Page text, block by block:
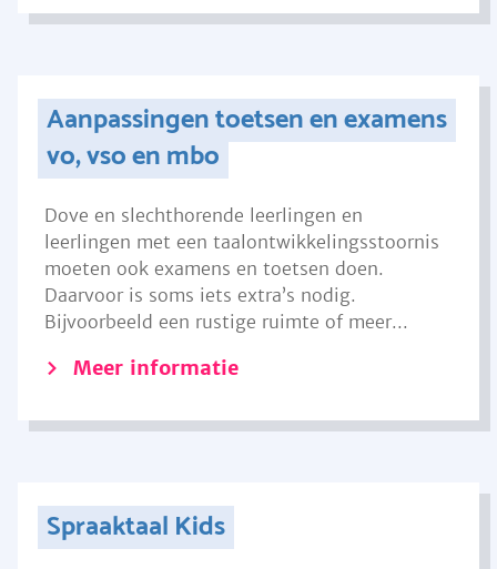
Aanpassingen toetsen en examens
vo, vso en mbo
Dove en slechthorende leerlingen en
leerlingen met een taalontwikkelingsstoornis
moeten ook examens en toetsen doen.
Daarvoor is soms iets extra’s nodig.
Bijvoorbeeld een rustige ruimte of meer...
Meer informatie
Spraaktaal Kids